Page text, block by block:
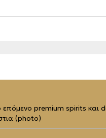
premium spirits και
(photo)